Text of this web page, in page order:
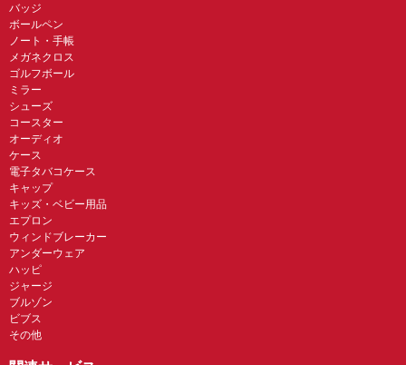
バッジ
ボールペン
ノート・手帳
メガネクロス
ゴルフボール
ミラー
シューズ
コースター
オーディオ
ケース
電子タバコケース
キャップ
キッズ・ベビー用品
エプロン
ウィンドブレーカー
アンダーウェア
ハッピ
ジャージ
ブルゾン
ビブス
その他